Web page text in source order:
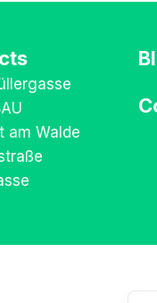
am Walde